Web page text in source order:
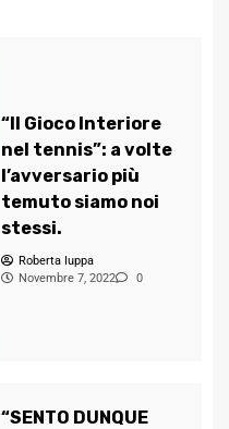
“Il Gioco Interiore
nel tennis”: a volte
l’avversario più
temuto siamo noi
stessi.
Roberta Iuppa
Novembre 7, 2022
0
“SENTO DUNQUE